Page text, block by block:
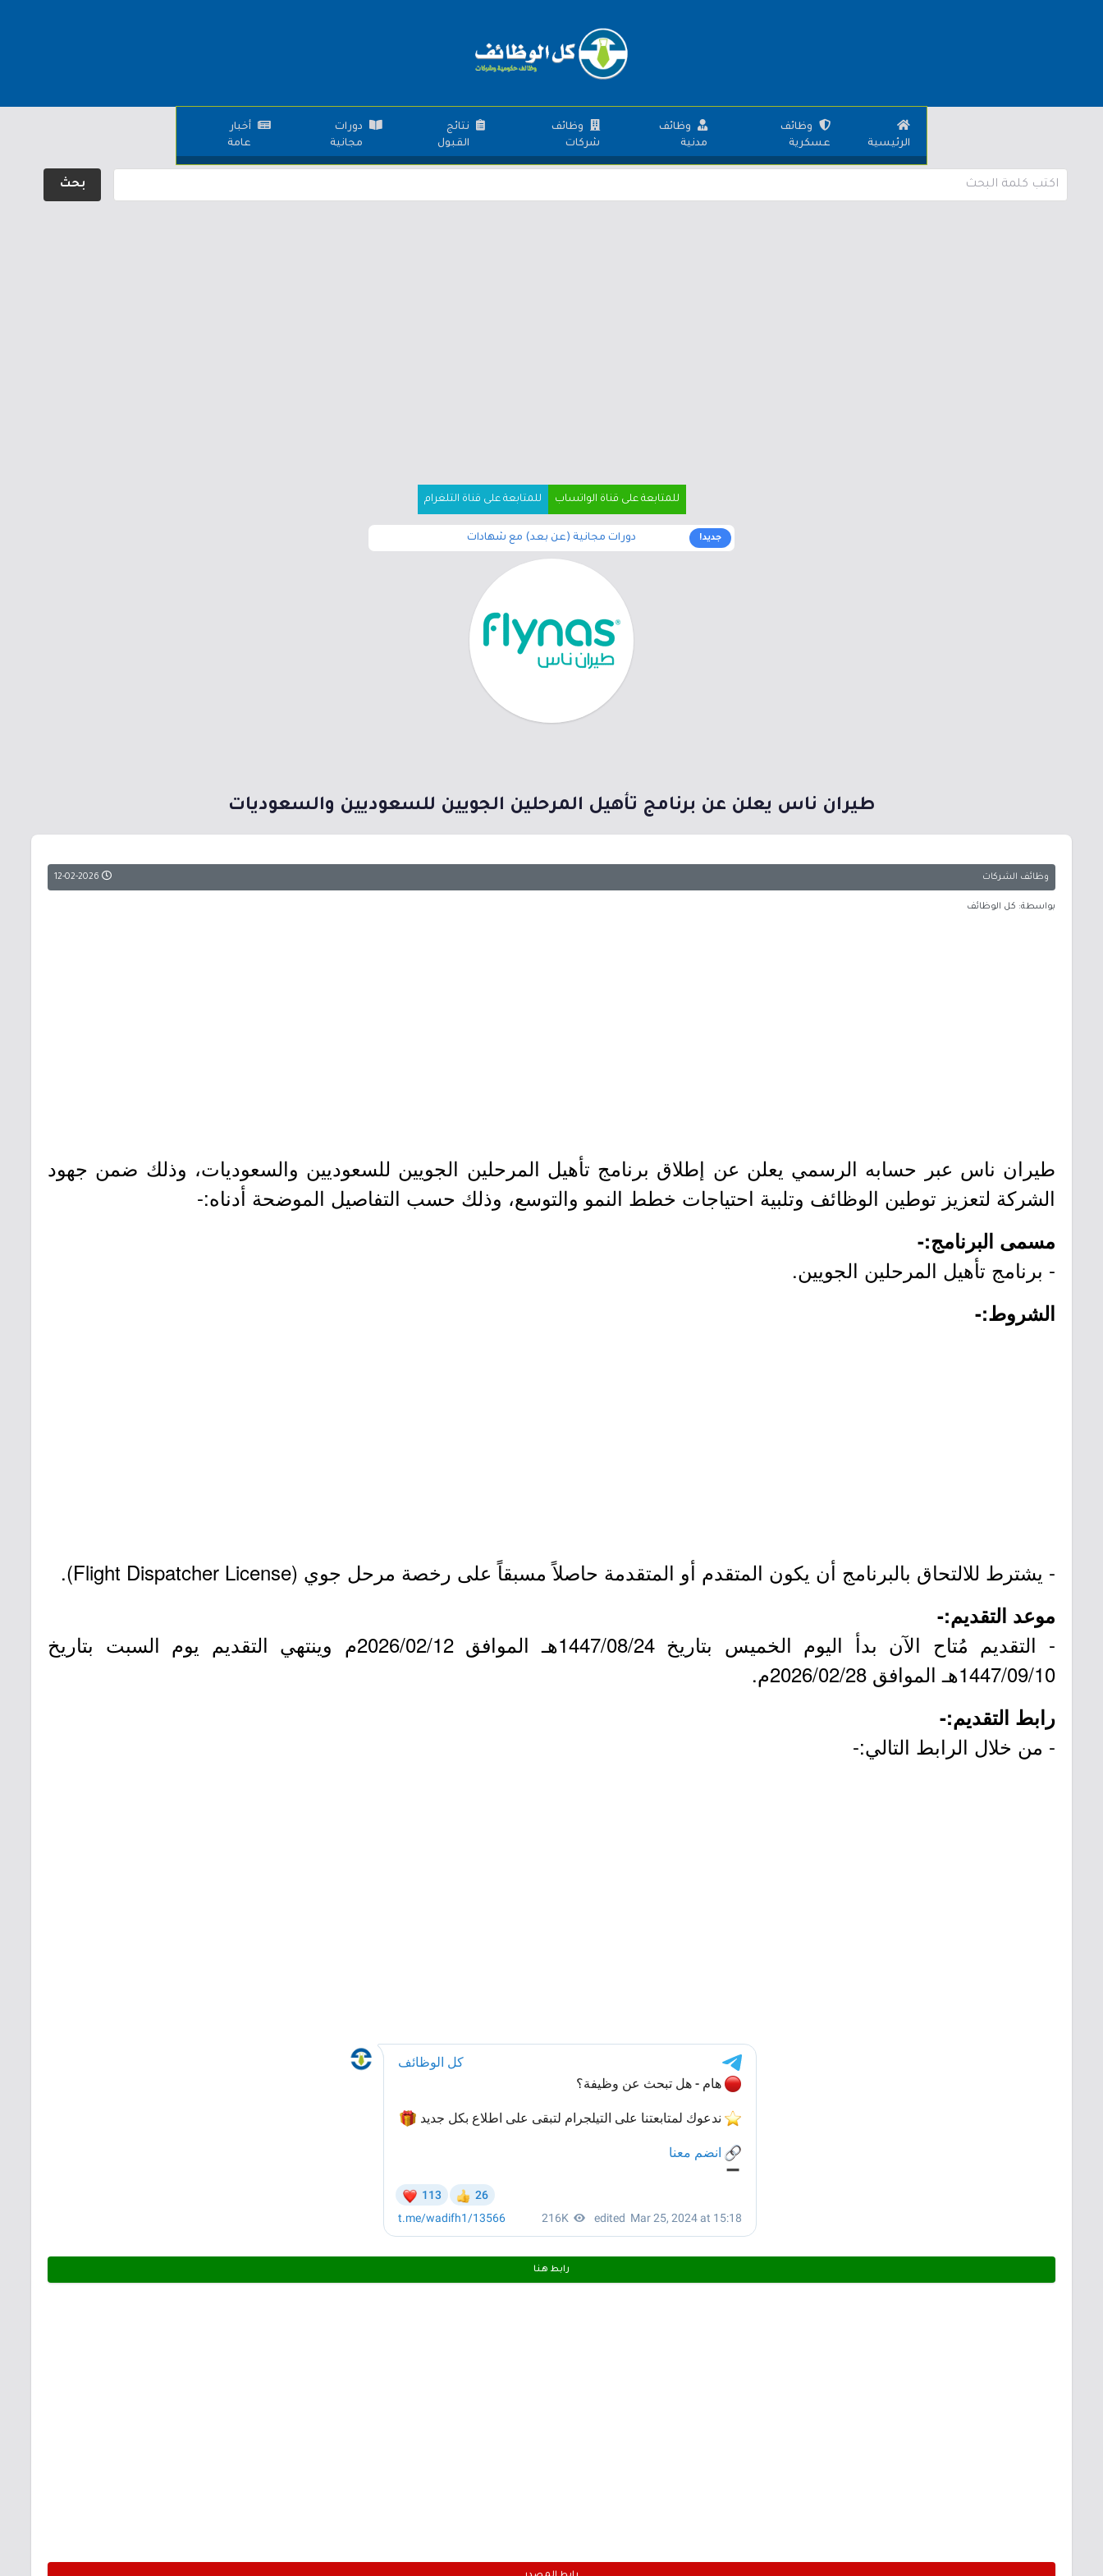
الرئيسية
وظائف
عسكرية
وظائف
مدنية
وظائف
شركات
نتائج
القبول
دورات
مجانية
أخبار
عامة
بحث
للمتابعة على قناة الواتساب للمتابعة على قناة التلغرام
جديد! دورات مجانية (عن بعد) مع شهادات
طيران ناس يعلن عن برنامج تأهيل المرحلين الجويين للسعوديين والسعوديات
وظائف الشركات
بواسطة: كل الوظائف
طيران ناس عبر حسابه الرسمي يعلن عن إطلاق برنامج تأهيل المرحلين الجويين للسعوديين والسعوديات، وذلك ضمن جهود
الشركة لتعزيز توطين الوظائف وتلبية احتياجات خطط النمو والتوسع، وذلك حسب التفاصيل الموضحة أدناه:-
مسمى البرنامج:-
- برنامج تأهيل المرحلين الجويين.
الشروط:-
- يشترط للالتحاق بالبرنامج أن يكون المتقدم أو المتقدمة حاصلاً مسبقاً على رخصة مرحل جوي (Flight Dispatcher License).
موعد التقديم:-
- التقديم مُتاح الآن بدأ اليوم الخميس بتاريخ 1447/08/24هـ الموافق 2026/02/12م وينتهي التقديم يوم السبت بتاريخ
1447/09/10هـ الموافق 2026/02/28م.
رابط التقديم:-
- من خلال الرابط التالي:-
رابط هـنـا